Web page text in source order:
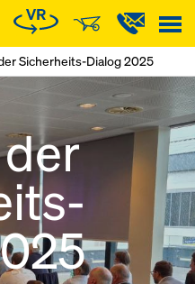
Sicherheits-Dialog 2025